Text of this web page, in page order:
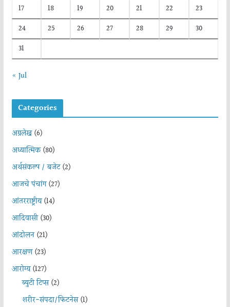
17
18 19 20 21 22
23
24
25 26 27 28 29
30
31
« Jul
Categories
अग्रलेख(6)
अध्यात्मिक(80)
अर्थसंकल्प / बजेट(2)
आजचे पंचांग(27)
आंतरराष्ट्रीय(14)
आदिवासी(30)
आंदोलन(21)
आरक्षण(23)
आरोग्य(127)
ब्युटी टिप्स(2)
शरीर-संपदा/फिटनेस(1)